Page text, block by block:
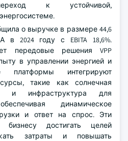
к устойчивой,
о выручке в размере 44,6
2024 году с EBITA 18,6%.
передовые решения VPP
в управлении энергией и
платформы интегрируют
такие как солнечная
и инфраструктура для
динамическое
и ответ на спрос. Эти
бизнесу достигать целей
затраты и повышать